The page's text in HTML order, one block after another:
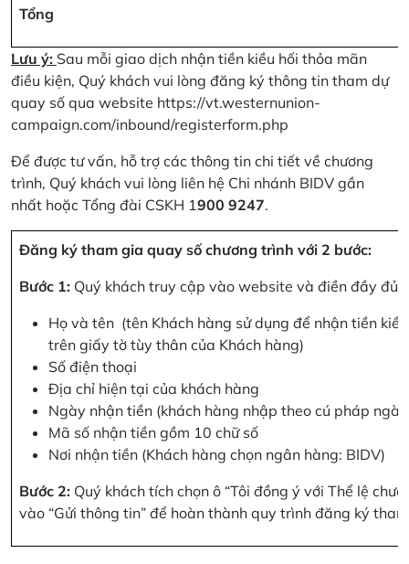
Tổng
Lưu ý: Sau mỗi giao dịch nhận tiền kiều hối thỏa mãn
điều kiện, Quý khách vui lòng đăng ký thông tin tham dự
quay số qua website https://vt.westernunion-
campaign.com/inbound/registerform.php
Để được tư vấn, hỗ trợ các thông tin chi tiết về chương
trình, Quý khách vui lòng liên hệ Chi nhánh BIDV gần
nhất hoặc Tổng đài CSKH 1900 9247.
Đăng ký tham gia quay số chương trình với 2 bước:
Bước 1: Quý khách truy cập vào website và điền đầy đủ
Họ và tên (tên Khách hàng sử dụng để nhận tiền
trên giấy tờ tùy thân của Khách hàng)
Số điện thoại
Địa chỉ hiện tại của khách hàng
Ngày nhận tiền (khách hàng nhập theo cú pháp
Mã số nhận tiền gồm 10 chữ số
Nơi nhận tiền (Khách hàng chọn ngân hàng: BIDV)
Bước 2: Quý khách tích chọn ô “Tôi đồng ý với Thể lệ
vào “Gửi thông tin” để hoàn thành quy trình đăng ký